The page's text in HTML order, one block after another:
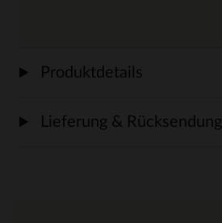
Produktdetails
Lieferung & Rücksendung